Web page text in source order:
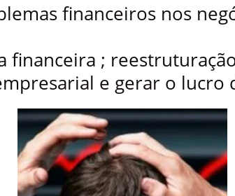
financeiros nos
financeira ;
e gerar o lucro